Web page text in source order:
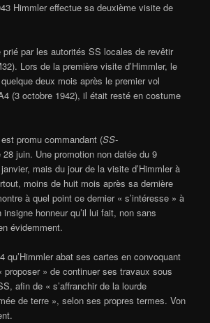
Himmler effectue sa deuxième visite de
par les autorités SS locales de revêtir
Lors de la première visite d’Himmler, le
deux mois après le premier vol
(3 octobre 1942), il était resté en costume
promu commandant (SS-
28 juin. Une promotion non datée du 9
mais du jour de la visite d’Himmler à
moins de huit mois après sa dernière
à quel point ce dernier « s’intéresse » à
insigne honneur qu’il lui fait, non sans
évidemment.
qu’Himmler abat ses cartes en convoquant
proposer » de continuer ses travaux sous
afin de « s’affranchir de la lourde
de terre », selon ses propres termes. Von